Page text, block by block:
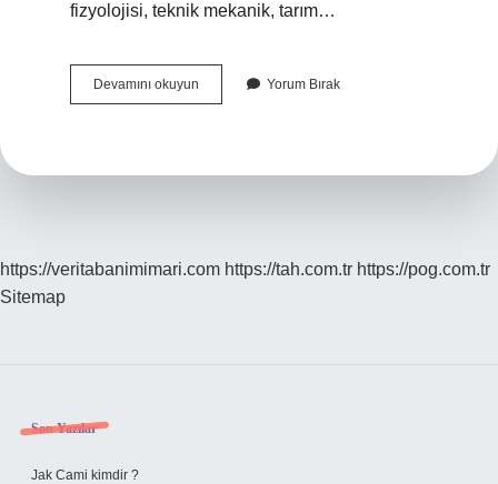
fizyolojisi, teknik mekanik, tarım…
Devamını okuyun
Fakültelerinde
Yorum Bırak
https://veritabanimimari.com https://tah.com.tr https://pog.com.tr
Sitemap
Sidebar
Son Yazılar
Jak Cami kimdir ?